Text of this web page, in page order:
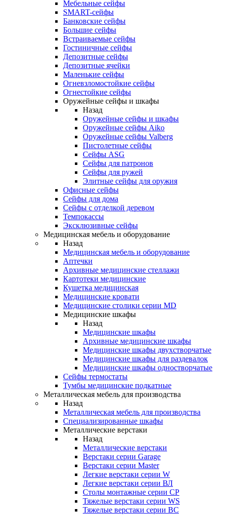
Мебельные сейфы
SMART-сейфы
Банковские сейфы
Большие сейфы
Встраиваемые сейфы
Гостиничные сейфы
Депозитные сейфы
Депозитные ячейки
Маленькие сейфы
Огневзломостойкие сейфы
Огнестойкие сейфы
Оружейные сейфы и шкафы
Назад
Оружейные сейфы и шкафы
Оружейные сейфы Aiko
Оружейные сейфы Valberg
Пистолетные сейфы
Сейфы ASG
Сейфы для патронов
Сейфы для ружей
Элитные сейфы для оружия
Офисные сейфы
Сейфы для дома
Сейфы с отделкой деревом
Темпокассы
Эксклюзивные сейфы
Медицинская мебель и оборудование
Назад
Медицинская мебель и оборудование
Аптечки
Архивные медицинские стеллажи
Картотеки медицинские
Кушетка медицинская
Медицинские кровати
Медицинские столики серии MD
Медицинские шкафы
Назад
Медицинские шкафы
Архивные медицинские шкафы
Медицинские шкафы двухстворчатые
Медицинские шкафы для раздевалок
Медицинские шкафы одностворчатые
Сейфы термостаты
Тумбы медицинские подкатные
Металлическая мебель для производства
Назад
Металлическая мебель для производства
Cпециализированные шкафы
Металлические верстаки
Назад
Металлические верстаки
Верстаки серии Garage
Верстаки серии Master
Легкие верстаки серии W
Легкие верстаки серии ВЛ
Столы монтажные серии СР
Тяжелые верстаки серии WS
Тяжелые верстаки серии ВС